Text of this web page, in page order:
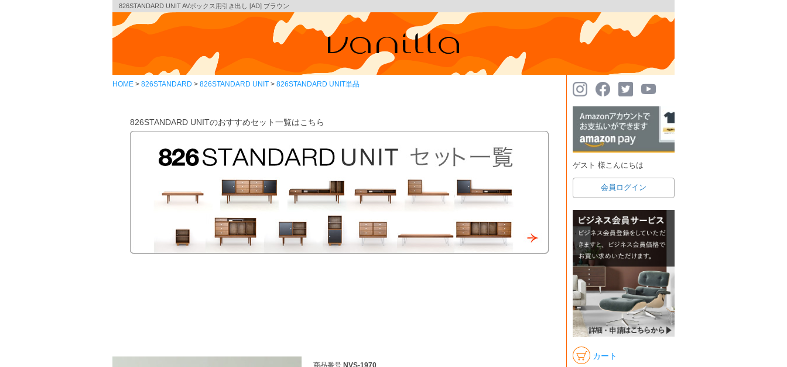
826STANDARD UNIT AVボックス用引き出し [AD] ブラウン
HOME 826STANDARD 826STANDARD UNIT 826STANDARD UNIT単品
826STANDARD UNITのおすすめセット一覧はこちら
商品番号 NVS-1970
ゲスト 様こんにちは
会員ログイン
カート